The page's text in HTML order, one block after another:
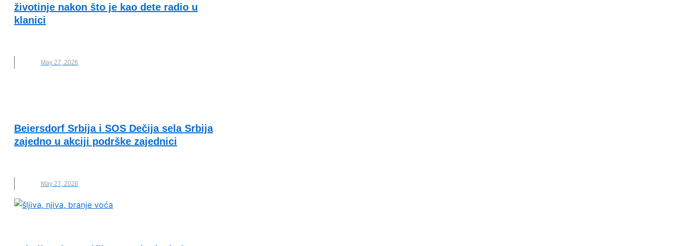
životinje nakon što je kao dete radio u
klanici
May 27, 2026
Beiersdorf Srbija i SOS Dečija sela Srbija
zajedno u akciji podrške zajednici
May 27, 2026